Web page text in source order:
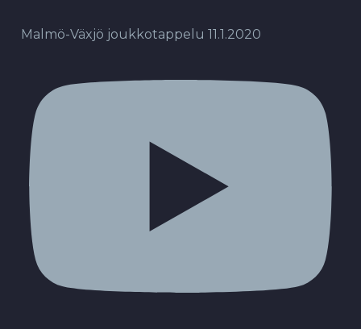
Malmö-Växjö joukkotappelu 11.1.2020